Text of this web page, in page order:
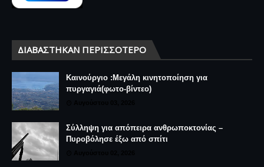
ΔΙΑΒΆΣΤΗΚΑΝ ΠΕΡΙΣΣΌΤΕΡΟ
Καινούργιο :Μεγάλη κινητοποίηση για
πυργαγιά(φωτο-βίντεο)
Σύλληψη για απόπειρα ανθρωποκτονίας –
Πυροβόλησε έξω από σπίτι